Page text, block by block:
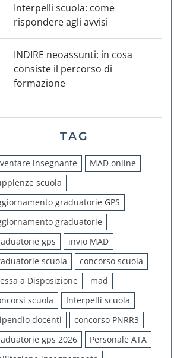
Interpelli scuola: come
rispondere agli avvisi
INDIRE neoassunti: in cosa
consiste il percorso di
formazione
TAG
insegnante
MAD online
scuola
graduatorie GPS
graduatorie
gps
invio MAD
scuola
concorso scuola
a Disposizione
mad
scuola
Interpelli scuola
docenti
concorso PNRR3
gps 2026
Personale ATA